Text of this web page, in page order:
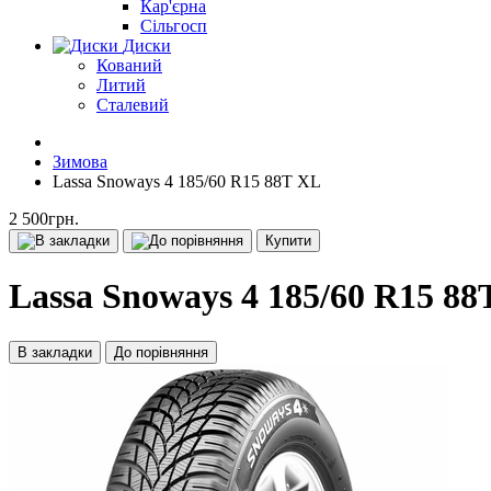
Кар'єрна
Сільгосп
Диски
Кований
Литий
Сталевий
Зимова
Lassa Snoways 4 185/60 R15 88T XL
2 500грн.
Купити
Lassa Snoways 4 185/60 R15
В закладки До порівняння